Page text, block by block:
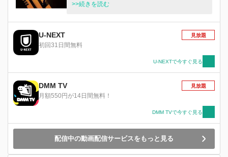
ジン、「ひまわりの匂いのする侍」を探してバイ
た。性格のバラバラな3人は成り行きから一緒に
>>続きを読む
U-NEXT
初回31日間無料
見放題
U-NEXTで今すぐ見る
DMM TV
月額550円が14日間無料！
見放題
DMM TVで今すぐ見る
配信中の動画配信サービスをもっと見る